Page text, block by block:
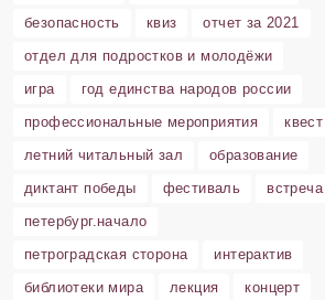
безопасность
квиз
отчет за 2021
отдел для подростков и молодёжи
игра
год единства народов россии
профессиональные мероприятия
квест
летний читальный зал
образование
диктант победы
фестиваль
встреча
петербург.начало
петроградская сторона
интерактив
библиотеки мира
лекция
концерт